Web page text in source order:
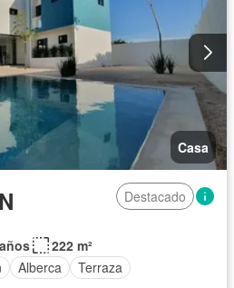
Casa
Destacado
222 m²
Alberca Terraza